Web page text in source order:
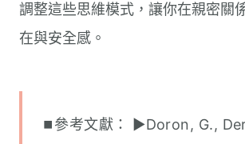
調整這些思維模式，讓你在親密關
在與安全感。
⏹︎參考文獻： ▶︎Doron, G.,